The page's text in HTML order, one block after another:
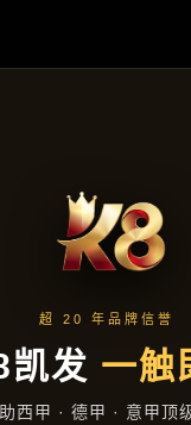
主营产品
首页 主营产品